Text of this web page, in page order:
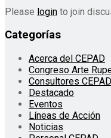
Please login to join
Categorías
Acerca del CEPAD
Congreso Arte
Consultores CEPAD
Destacado
Eventos
Líneas de Acción
Noticias